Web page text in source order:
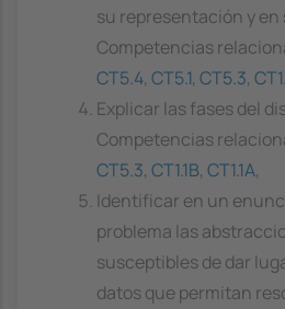
su representación y
Competencias
CT5.4, CT5.1, CT5.3,
Explicar las fases del
Competencias
CT5.3, CT1.1B, CT1.1A,
Identificar en un
problema las
susceptibles de dar
datos que permitan